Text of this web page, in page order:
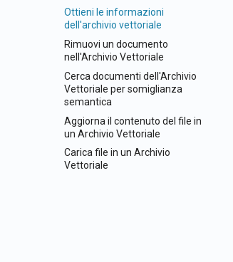
Ottieni le informazioni
dell'archivio vettoriale
Rimuovi un documento
nell'Archivio Vettoriale
Cerca documenti dell'Archivio
Vettoriale per somiglianza
semantica
Aggiorna il contenuto del file in
un Archivio Vettoriale
Carica file in un Archivio
Vettoriale